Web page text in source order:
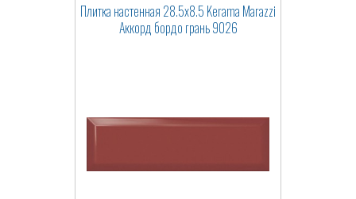
Плитка настенная 28.5x8.5 Kerama Marazzi
Аккорд бордо грань 9026